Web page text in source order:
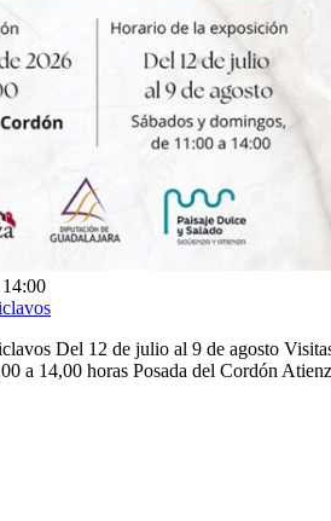
Del 12 de julio al 9 de agosto
a 14,00 horas Posada del Cordón